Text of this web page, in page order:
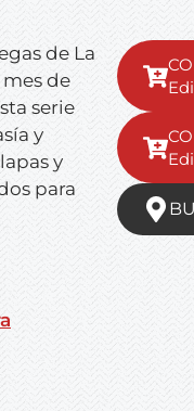
de La
de
serie
y
y
para